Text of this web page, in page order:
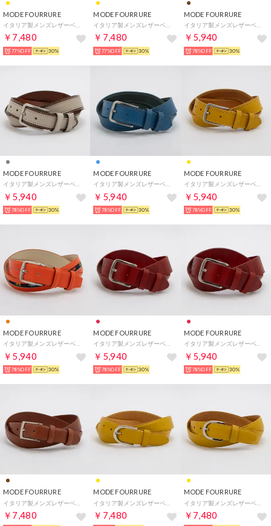
MODE FOURRURE
￥7,480
77%OFF 30%
MODE FOURRURE
￥7,480
77%OFF 30%
MODE FOURRURE
イタリア製メンズレザーベルト （ブラウン）
￥5,940
78%OFF 30%
MODE FOURRURE
イタリア製メンズレザーベルト （ライトグレー）
￥5,940
78%OFF 30%
MODE FOURRURE
イタリア製メンズレザーベルト （ブルー）
￥5,940
78%OFF 30%
MODE FOURRURE
イタリア製メンズレザーベルト （イエロー）
￥5,940
78%OFF 30%
MODE FOURRURE
￥5,940
78%OFF 30%
MODE FOURRURE
￥5,940
78%OFF 30%
MODE FOURRURE
イタリア製メンズレザーベルト （レッド）
￥5,940
78%OFF 30%
MODE FOURRURE
￥7,480
MODE FOURRURE
￥7,480
MODE FOURRURE
イタリア製メンズレザーベルト （イエロー）
￥7,480